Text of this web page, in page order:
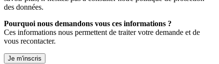
des données.
Pourquoi nous demandons vous ces informations ?
Ces informations nous permettent de traiter votre demande et de
vous recontacter.
Je m'inscris